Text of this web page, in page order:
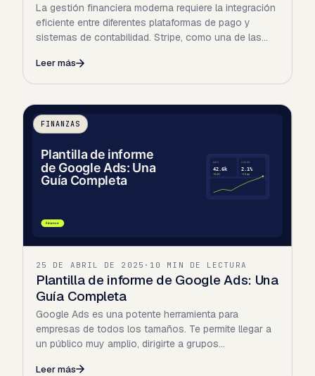
La gestión financiera moderna requiere la integración
eficiente entre diferentes plataformas de pago y
sistemas de contabilidad. Stripe, como una de las…
Leer más
FINANZAS
25 DE ABRIL DE 2025 · 10 MIN DE LECTURA
Plantilla de informe de Google Ads: Una
Guía Completa
Google Ads es una potente herramienta para
empresas de todos los tamaños. Te permite llegar a
un público muy amplio, dirigirte a grupos
Leer más